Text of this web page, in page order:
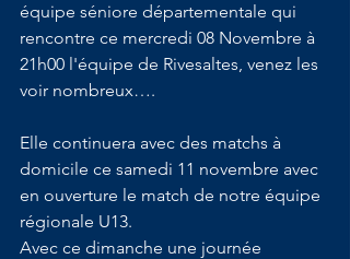
équipe séniore départementale qui
rencontre ce mercredi 08 Novembre à
21h00 l'équipe de Rivesaltes, venez les
voir nombreux….
Elle continuera avec des matchs à
domicile ce samedi 11 novembre avec
en ouverture le match de notre équipe
régionale U13.
Avec ce dimanche une journée